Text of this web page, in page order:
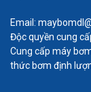
Email:
Độc quyền cung
Cung cấp máy
thức bơm định